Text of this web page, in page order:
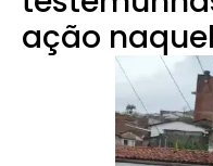
ação